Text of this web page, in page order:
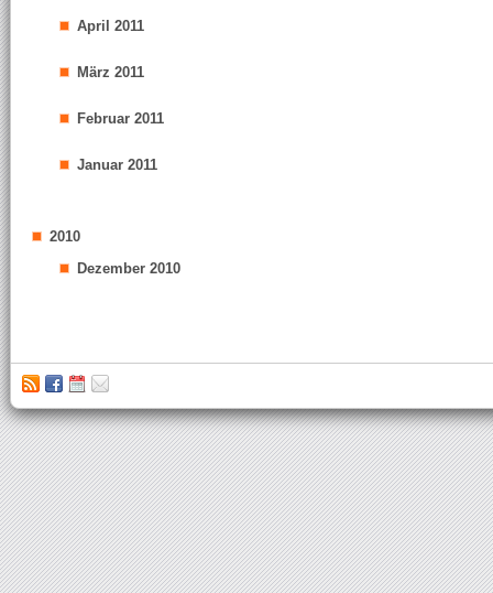
April 2011
März 2011
Februar 2011
Januar 2011
2010
Dezember 2010